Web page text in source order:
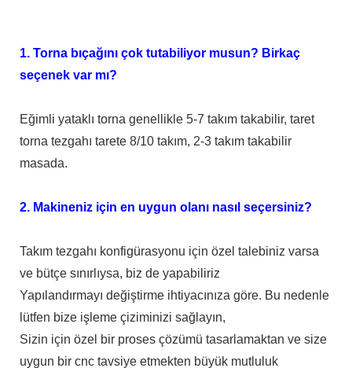
1. Torna bıçağını çok tutabiliyor musun? Birkaç
seçenek var mı?
Eğimli yataklı torna genellikle 5-7 takım takabilir, taret
torna tezgahı tarete 8/10 takım, 2-3 takım takabilir
masada.
2. Makineniz için en uygun olanı nasıl seçersiniz?
Takım tezgahı konfigürasyonu için özel talebiniz varsa
ve bütçe sınırlıysa, biz de yapabiliriz
Yapılandırmayı değiştirme ihtiyacınıza göre. Bu nedenle
lütfen bize işleme çiziminizi sağlayın,
Sizin için özel bir proses çözümü tasarlamaktan ve size
uygun bir cnc tavsiye etmekten büyük mutluluk